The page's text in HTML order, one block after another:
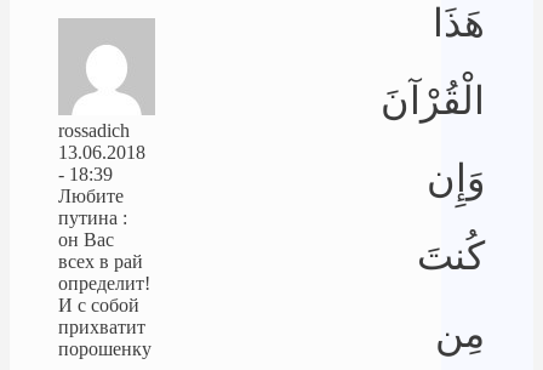
هَذَا
الْقُرْآنَ
وَإِن
كُنتَ
مِن
rossadich
13.06.2018
- 18:39
Любите
путина :
он Вас
всех в рай
определит!
И с собой
прихватит
порошенку